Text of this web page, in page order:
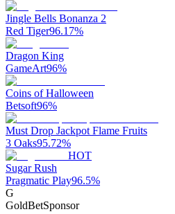
Jingle Bells Bonanza 2
Red Tiger96.17%
Dragon King
GameArt96%
Coins of Halloween
Betsoft96%
Must Drop Jackpot Flame Fruits
3 Oaks95.72%
HOT
Sugar Rush
Pragmatic Play96.5%
G
GoldBetSponsor